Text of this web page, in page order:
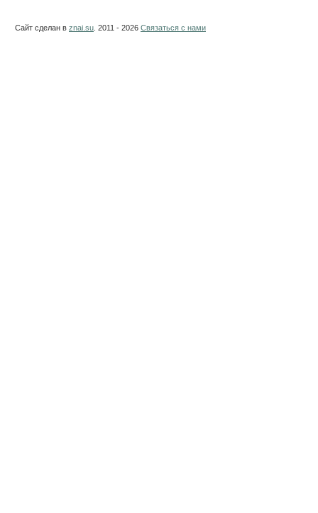
Сайт сделан в znai.su . 2011 - 2026 Связаться с нами